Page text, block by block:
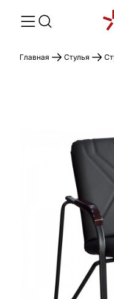
Главная Стулья